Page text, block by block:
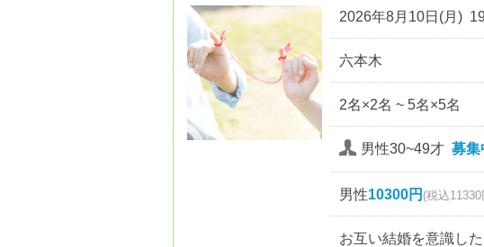
2026年8月10日(月)
六本木
2名×2名 ~ 5名×5名
男性30~49才 募集
男性10300円 (税込11330
お互い結婚を意識し